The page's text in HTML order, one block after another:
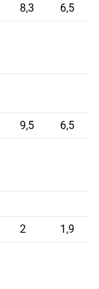
8,3
6,5
9,5
6,5
2
1,9